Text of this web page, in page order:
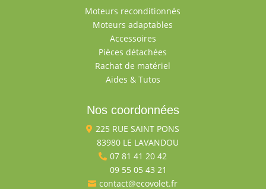
Moteurs reconditionnés
Moteurs adaptables
Accessoires
Pièces détachées
Rachat de matériel
Aides & Tutos
Nos coordonnées
 225 RUE SAINT PONS
83980 LE LAVANDOU
 07 81 41 20 42
09 55 05 43 21
 contact@ecovolet.fr